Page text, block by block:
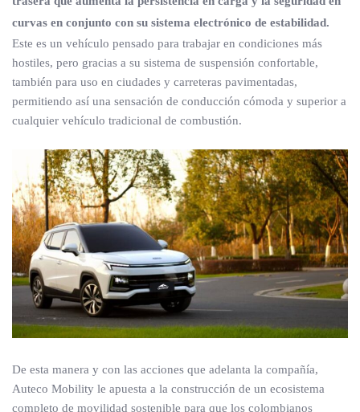
curvas en conjunto con su sistema electrónico de estabilidad.
Este es un vehículo pensado para trabajar en condiciones más
hostiles, pero gracias a su sistema de suspensión confortable,
también para uso en ciudades y carreteras pavimentadas,
permitiendo así una sensación de conducción cómoda y superior a
cualquier vehículo tradicional de combustión.
De esta manera y con las acciones que adelanta la compañía,
Auteco Mobility le apuesta a la construcción de un ecosistema
completo de movilidad sostenible para que los colombianos